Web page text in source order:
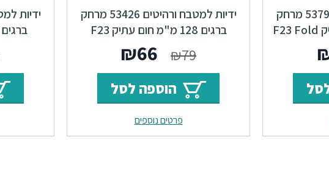
ידיות למטבח ורהיטים 53796 מרחק
הנוכחי
הוא:
₪57.
ידיות למטבח ורהיטים 53426 מרחק
ברגים 128 מ"מ חום עתיק F23
Locker₪79
המחיר
המקורי
היה:
₪79.
₪66
הנוכחי
הוא:
₪66.
הוספה לסל
פרטים נוספים